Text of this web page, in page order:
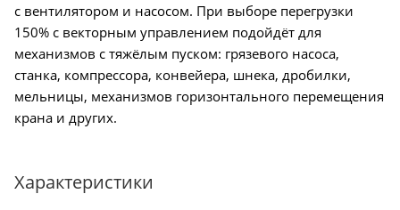
с вентилятором и насосом. При выборе перегрузки
150% с векторным управлением подойдёт для
механизмов с тяжёлым пуском: грязевого насоса,
станка, компрессора, конвейера, шнека, дробилки,
мельницы, механизмов горизонтального перемещения
крана и других.
Характеристики